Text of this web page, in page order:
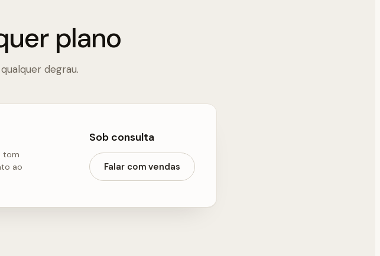
plano
degrau.
tom
ao
Sob consulta
Falar com vendas